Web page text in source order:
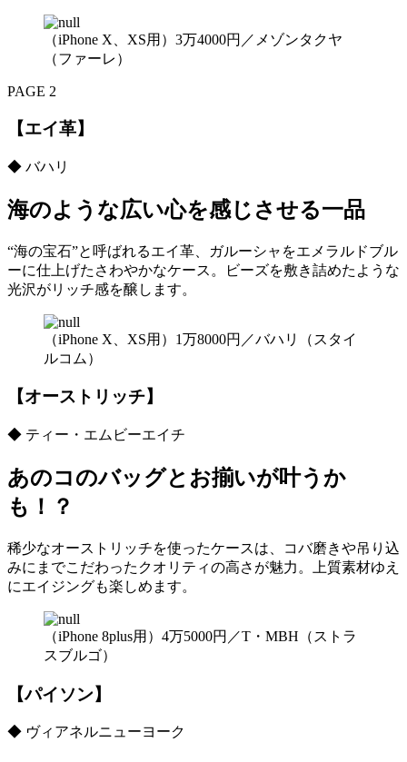
（iPhone X、XS用）3万4000円／メゾンタクヤ
（ファーレ）
PAGE 2
【エイ革】
◆ バハリ
海のような広い心を感じさせる一品
“海の宝石”と呼ばれるエイ革、ガルーシャをエメラルドブル
ーに仕上げたさわやかなケース。ビーズを敷き詰めたような
光沢がリッチ感を醸します。
（iPhone X、XS用）1万8000円／バハリ（スタイ
ルコム）
【オーストリッチ】
◆ ティー・エムビーエイチ
あのコのバッグとお揃いが叶うか
も！？
稀少なオーストリッチを使ったケースは、コバ磨きや吊り込
みにまでこだわったクオリティの高さが魅力。上質素材ゆえ
にエイジングも楽しめます。
（iPhone 8plus用）4万5000円／T・MBH（ストラ
スブルゴ）
【パイソン】
◆ ヴィアネルニューヨーク